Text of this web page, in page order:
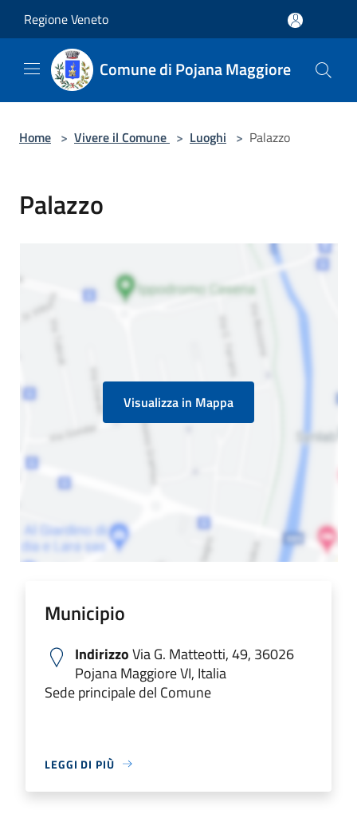
Regione Veneto
Comune di Pojana Maggiore
Home > Vivere il Comune > Luoghi > Palazzo
Palazzo
Visualizza in Mappa
Municipio
IndirizzoVia G. Matteotti, 49, 36026
Pojana Maggiore VI, Italia
Sede principale del Comune
LEGGI DI PIÙ